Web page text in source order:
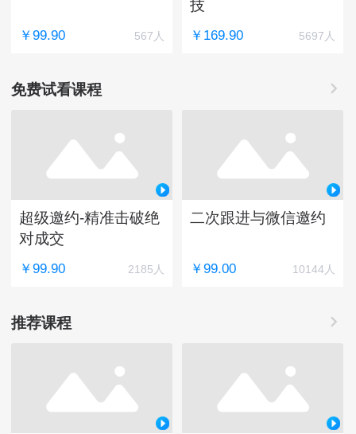
￥99.90 567人
技
￥169.90 5697人
免费试看课程
超级邀约-精准击破绝
对成交
￥99.90 2185人
二次跟进与微信邀约
￥99.00 10144人
推荐课程